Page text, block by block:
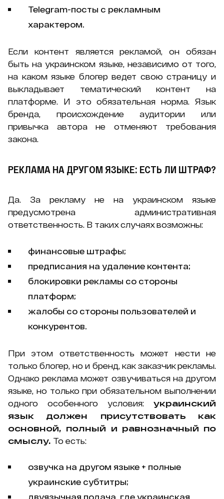
Telegram-посты с рекламным
характером.
Если контент является рекламой, он обязан
быть на украинском языке, независимо от того,
на каком языке блогер ведет свою страницу и
выкладывает тематический контент на
платформе. И это обязательная норма. Язык
бренда, происхождение аудитории или
привычка автора не отменяют требования
закона.
РЕКЛАМА НА ДРУГОМ ЯЗЫКЕ: ЕСТЬ ЛИ ШТРАФ?
Да. За рекламу не на украинском языке
предусмотрена административная
ответственность. В таких случаях возможны:
финансовые штрафы;
предписания на удаление контента;
блокировки рекламы со стороны
платформ;
жалобы со стороны пользователей и
конкурентов.
При этом ответственность может нести не
только блогер, но и бренд, как заказчик рекламы.
Однако реклама может озвучиваться на другом
языке, но только при обязательном выполнении
одного особенного условия: украинский
язык должен присутствовать как
основной, полный и равнозначный по
смыслу. То есть:
озвучка на другом языке + полные
украинские субтитры;
двуязычная подача, где украинская